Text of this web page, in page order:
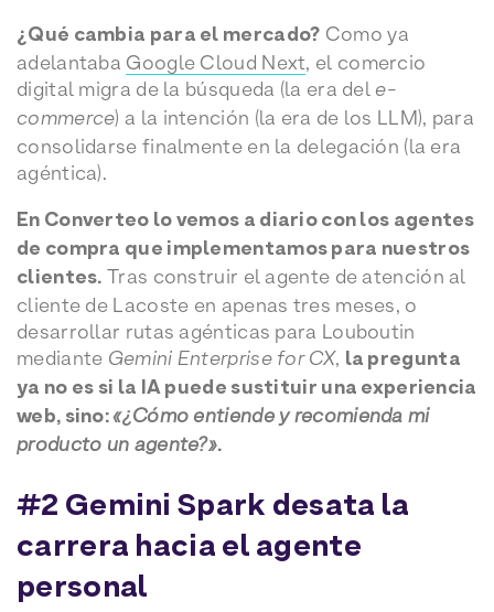
¿Qué cambia para el mercado? Como ya
adelantaba Google Cloud Next, el comercio
digital migra de la búsqueda (la era del e-
commerce) a la intención (la era de los LLM), para
consolidarse finalmente en la delegación (la era
agéntica).
En Converteo lo vemos a diario con los agentes
de compra que implementamos para nuestros
clientes. Tras construir el agente de atención al
cliente de Lacoste en apenas tres meses, o
desarrollar rutas agénticas para Louboutin
mediante Gemini Enterprise for CX, la pregunta
ya no es si la IA puede sustituir una experiencia
web, sino:«¿Cómo entiende y recomienda mi
producto un agente?».
#2 Gemini Spark desata la
carrera hacia el agente
personal